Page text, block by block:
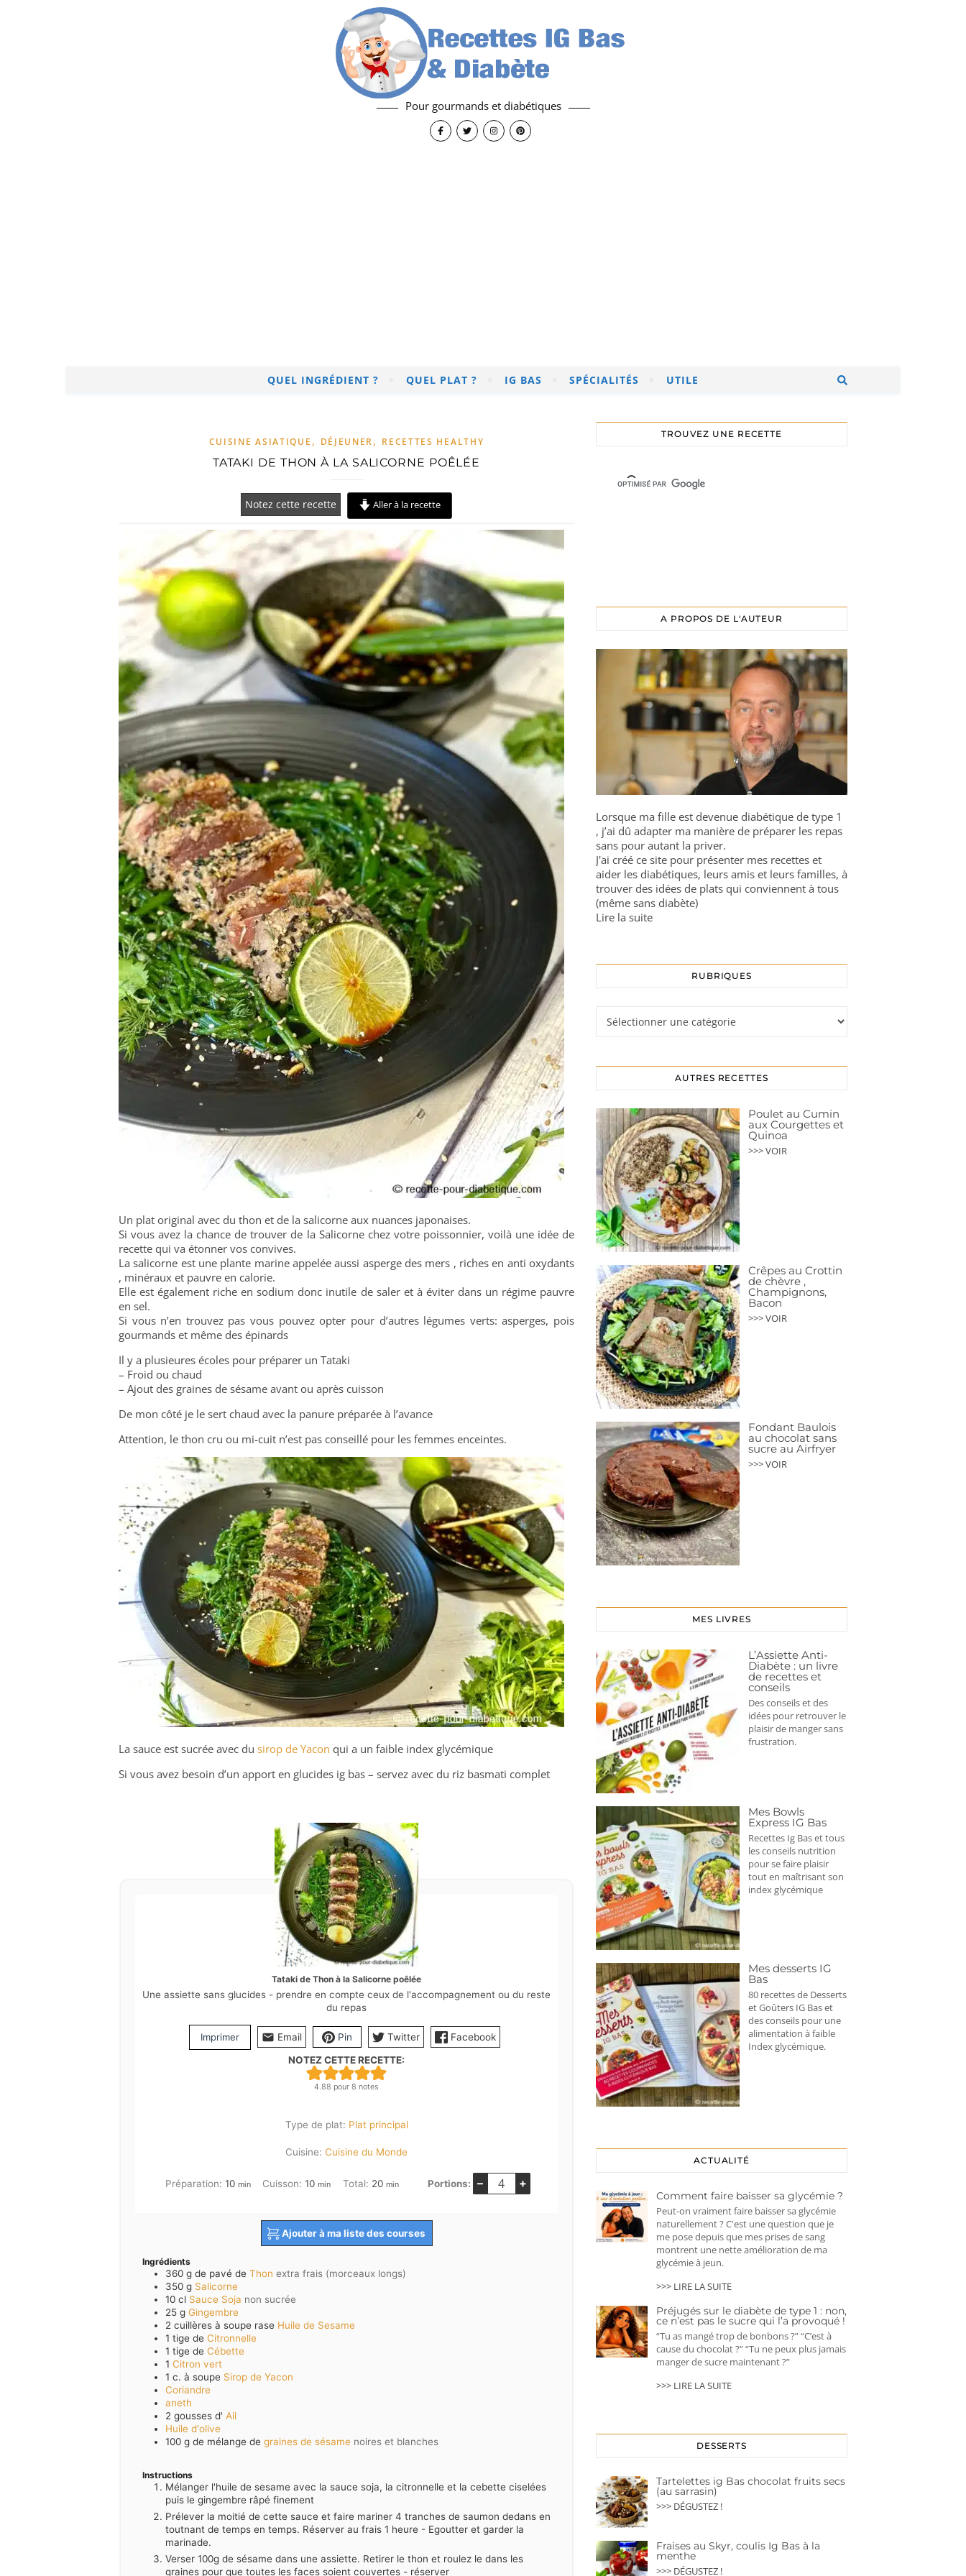
Pour gourmands et diabétiques
QUEL INGRÉDIENT ? QUEL PLAT ? IG BAS SPÉCIALITÉS UTILE
CUISINE ASIATIQUE , DÉJEUNER, RECETTES HEALTHY
TATAKI DE THON À LA SALICORNE POÊLÉE
Notez cette recette Aller à la recette
Un plat original avec du thon et de la salicorne aux nuances japonaises.
Si vous avez la chance de trouver de la Salicorne chez votre poissonnier, voilà une idée de
recette qui va étonner vos convives.
La salicorne est une plante marine appelée aussi asperge des mers , riches en anti oxydants
, minéraux et pauvre en calorie.
Elle est également riche en sodium donc inutile de saler et à éviter dans un régime pauvre
en sel.
Si vous n’en trouvez pas vous pouvez opter pour d’autres légumes verts: asperges, pois
gourmands et même des épinards
Il y a plusieures écoles pour préparer un Tataki
– Froid ou chaud
– Ajout des graines de sésame avant ou après cuisson
De mon côté je le sert chaud avec la panure préparée à l’avance
Attention, le thon cru ou mi-cuit n’est pas conseillé pour les femmes enceintes.
La sauce est sucrée avec du sirop de Yacon qui a un faible index glycémique
Si vous avez besoin d’un apport en glucides ig bas – servez avec du riz basmati complet
Tataki de Thon à la Salicorne poêlée
Une assiette sans glucides - prendre en compte ceux de l'accompagnement ou du reste
du repas
Imprimer Email Pin Twitter
Facebook
NOTEZ CETTE RECETTE:
4.88 pour 8 notes
Type de plat: Plat principal
Cuisine: Cuisine du Monde
Préparation:10minutes
min Cuisson:10minutes
min Total: 20minutes
min Portions: – +
Ajouter à ma liste des courses
Ingrédients
360 g de pavé de Thon extra frais (morceaux longs)
350 g Salicorne
10 cl Sauce Soja non sucrée
25 g Gingembre
2 cuillères à soupe rase Huile de Sesame
1 tige de Citronnelle
1 tige de Cébette
1 Citron vert
1 c. à soupe Sirop de Yacon
Coriandre
aneth
2 gousses d' Ail
Huile d'olive
100 g de mélange de graines de sésame noires et blanches
Instructions
Mélanger l'huile de sesame avec la sauce soja, la citronnelle et la cebette ciselées
puis le gingembre râpé finement
Prélever la moitié de cette sauce et faire mariner 4 tranches de saumon dedans en
toutnant de temps en temps. Réserver au frais 1 heure - Egoutter et garder la
marinade.
Verser 100g de sésame dans une assiette. Retirer le thon et roulez le dans les
graines pour que toutes les faces soient couvertes - réserver
TROUVEZ UNE RECETTE
A PROPOS DE L'AUTEUR
Lorsque ma fille est devenue diabétique de type 1
, j’ai dû adapter ma manière de préparer les repas
sans pour autant la priver.
J'ai créé ce site pour présenter mes recettes et
aider les diabétiques, leurs amis et leurs familles, à
trouver des idées de plats qui conviennent à tous
(même sans diabète)
Lire la suite
RUBRIQUES
AUTRES RECETTES
Poulet au Cumin
aux Courgettes et
Quinoa
>>> VOIR
Crêpes au Crottin
de chèvre ,
Champignons,
Bacon
>>> VOIR
Fondant Baulois
au chocolat sans
sucre au Airfryer
>>> VOIR
MES LIVRES
L’Assiette Anti-
Diabète : un livre
de recettes et
conseils
Des conseils et des
idées pour retrouver le
plaisir de manger sans
frustration.
Mes Bowls
Express IG Bas
Recettes Ig Bas et tous
les conseils nutrition
pour se faire plaisir
tout en maîtrisant son
index glycémique
Mes desserts IG
Bas
80 recettes de Desserts
et Goûters IG Bas et
des conseils pour une
alimentation à faible
Index glycémique.
ACTUALITÉ
Comment faire baisser sa glycémie ?
Peut-on vraiment faire baisser sa glycémie
naturellement ? C'est une question que je
me pose depuis que mes prises de sang
montrent une nette amélioration de ma
glycémie à jeun.
>>> LIRE LA SUITE
Préjugés sur le diabète de type 1 : non,
ce n’est pas le sucre qui l’a provoqué !
“Tu as mangé trop de bonbons ?” “C’est à
cause du chocolat ?” “Tu ne peux plus jamais
manger de sucre maintenant ?”
>>> LIRE LA SUITE
DESSERTS
Tartelettes ig Bas chocolat fruits secs
(au sarrasin)
>>> DÉGUSTEZ !
Fraises au Skyr, coulis Ig Bas à la
menthe
>>> DÉGUSTEZ !